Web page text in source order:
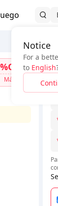
Más
Notice
For a
to English